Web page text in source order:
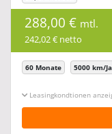
288,00 € mtl.
242,02 € netto
60 Monate 5000 km/
Leasingkonditionen ein-/